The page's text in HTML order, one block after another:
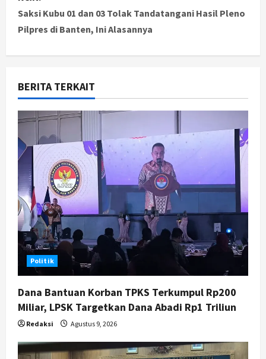
t
n
a
v
i
g
a
t
i
o
n
Saksi Kubu 01 dan 03 Tolak Tandatangani Hasil Pleno
Pilpres di Banten, Ini Alasannya
BERITA TERKAIT
Politik
Dana Bantuan Korban TPKS Terkumpul Rp200
Miliar, LPSK Targetkan Dana Abadi Rp1 Triliun
Redaksi Agustus 9, 2026